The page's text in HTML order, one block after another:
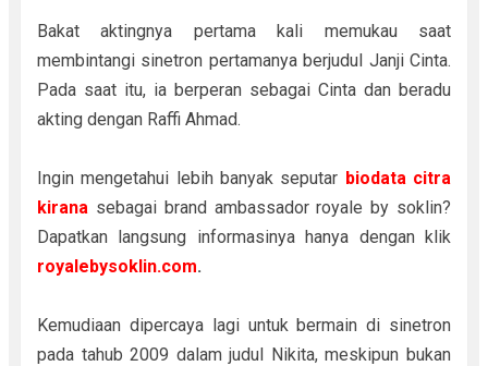
Bakat aktingnya pertama kali memukau saat
membintangi sinetron pertamanya berjudul Janji Cinta.
Pada saat itu, ia berperan sebagai Cinta dan beradu
akting dengan Raffi Ahmad.
Ingin mengetahui lebih banyak seputar biodata citra
kiranasebagai brand ambassador royale by soklin?
Dapatkan langsung informasinya hanya dengan klik
royalebysoklin.com.
Kemudiaan dipercaya lagi untuk bermain di sinetron
pada tahub 2009 dalam judul Nikita, meskipun bukan